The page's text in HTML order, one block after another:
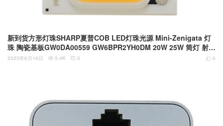
新到货方形灯珠SHARP夏普COB LED灯珠光源 Mini-Zenigata 灯
珠 陶瓷基板GW0DA00559 GW6BPR2YH0DM 20W 25W 筒灯 射灯
商用照明维修替换灯珠
 0
2023年6月16日  5.4K  0